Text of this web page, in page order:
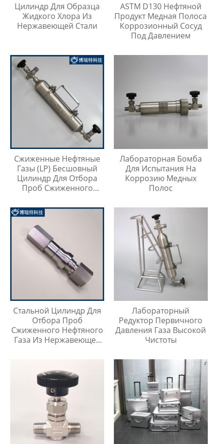
Цилиндр Для Образца
Жидкого Хлора Из
Нержавеющей Стали
ASTM D130 Нефтяной
Продукт Медная Полоса
Коррозионный Сосуд
Под Давлением
Сжиженные Нефтяные
Газы (LP) Бесшовный
Цилиндр Для Отбора
Проб Сжиженного
Лабораторная Бомба
Для Испытания На
Коррозию Медных
Полос
Стальной Цилиндр Для
Отбора Проб
Сжиженного Нефтяного
Газа Из Нержавеющей
Лабораторный
Редуктор Первичного
Давления Газа Высокой
Чистоты